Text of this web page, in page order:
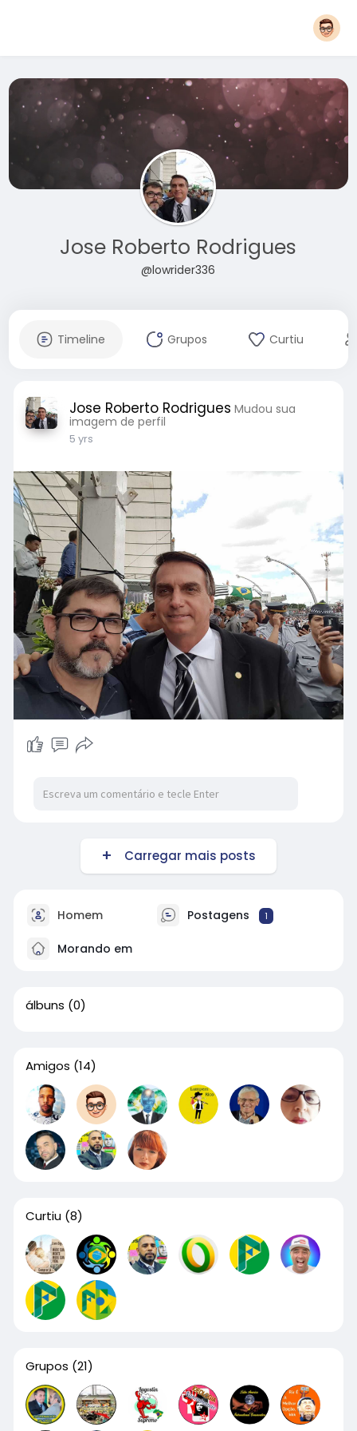
Jose Roberto Rodrigues
@lowrider336
Timeline Grupos Curtiu
Jose Roberto Rodrigues Mudou sua
imagem de perfil
5 yrs
Carregar mais posts
Homem Postagens 1
Morando em
álbuns (0)
Amigos (14)
Curtiu (8)
Grupos (21)